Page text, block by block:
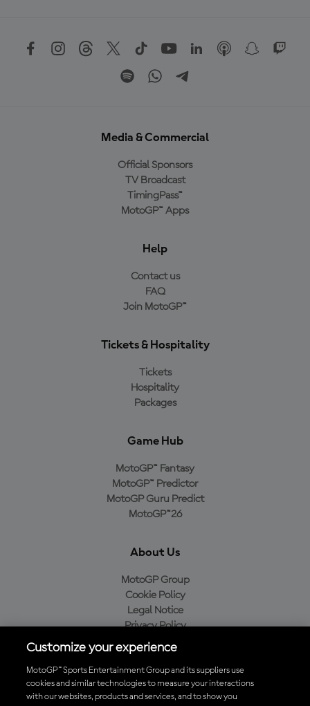
Media & Commercial
Official Sponsors
TV Broadcast
TimingPass™
MotoGP™ Apps
Help
Contact us
FAQ
Join MotoGP™
Tickets & Hospitality
Tickets
Hospitality
Packages
Game Hub
MotoGP™ Fantasy
MotoGP™ Predictor
MotoGP Guru Predict
MotoGP™26
About Us
MotoGP Group
Cookie Policy
Legal Notice
Privacy Policy
Purchase Policy
Baixe o aplicativo oficial da MotoGP™
Customize your experience
MotoGP™ Sports Entertainment Group and its suppliers use
cookies and similar technologies to measure your interactions
with our websites, products and services, and to show you